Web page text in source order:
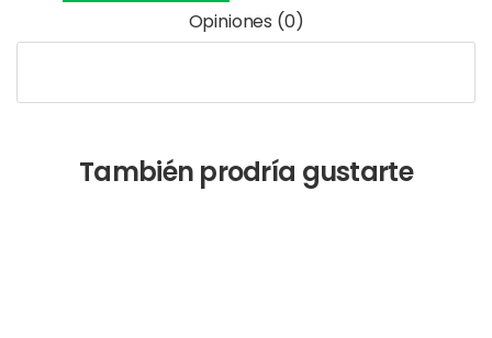
Opiniones (0)
También prodría gustarte